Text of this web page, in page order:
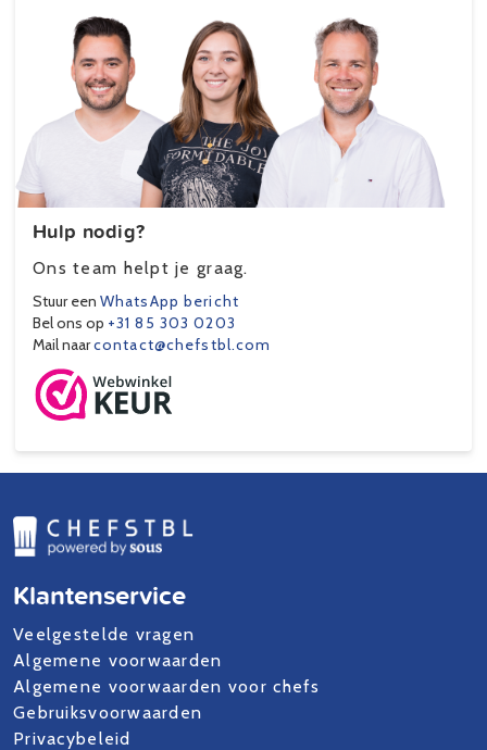
Hulp nodig?
Ons team helpt je graag.
Stuur een WhatsApp bericht
Bel ons op +31 85 303 0203
Mail naarcontact@chefstbl.com
Klantenservice
Veelgestelde vragen
Algemene voorwaarden
Algemene voorwaarden voor chefs
Gebruiksvoorwaarden
Privacybeleid